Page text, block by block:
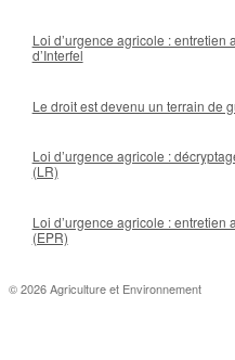
Loi d’urgence agricole :
d’Interfel
Le droit est devenu un terrain de
Loi d’urgence agricole :
(LR)
Loi d’urgence agricole : entretien
(EPR)
© 2026 Agriculture et Environnement